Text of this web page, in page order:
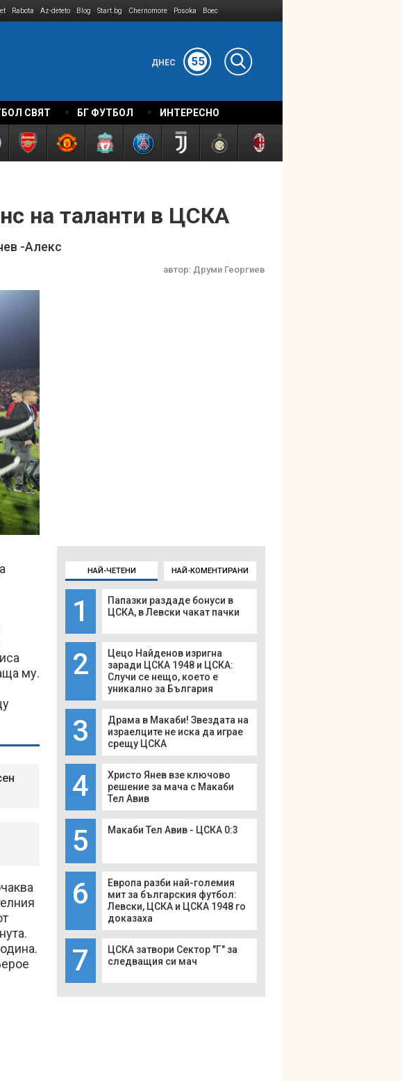
Rabota Az-deteto Blog Start.bg Chernomore Posoka Boec
ДНЕС 55
СВЯТ БГ ФУТБОЛ ИНТЕРЕСНО
на таланти в ЦСКА
-Алекс
автор: Друми Георгиев
му.
НАЙ-ЧЕТЕНИ НАЙ-КОМЕНТИРАНИ
1
Папазки раздаде бонуси в
ЦСКА, в Левски чакат пачки
2
Цецо Найденов изригна
заради ЦСКА 1948 и ЦСКА:
Случи се нещо, което е
уникално за България
3
Драма в Макаби! Звездата на
израелците не иска да играе
срещу ЦСКА
4
Христо Янев взе ключово
решение за мача с Макаби
Тел Авив
5 Макаби Тел Авив - ЦСКА 0:3
6
Европа разби най-големия
мит за българския футбол:
Левски, ЦСКА и ЦСКА 1948 го
доказаха
7
ЦСКА затвори Сектор "Г" за
следващия си мач